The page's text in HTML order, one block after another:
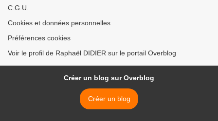
C.G.U.
Cookies et données personnelles
Préférences cookies
Voir le profil de Raphaël DIDIER sur le portail Overblog
Créer un blog sur Overblog
Créer un blog